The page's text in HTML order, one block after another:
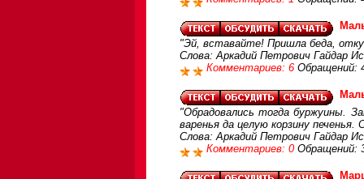
"Эй, вставайте! Пришла беда,
Слова: Аркадий Петрович Гайдар
Комментариев: 6 Обращений:
"Обрадовались тогда буржуины.
варенья да целую корзину
Слова: Аркадий Петрович Гайдар
Комментариев: 0 Обращений: